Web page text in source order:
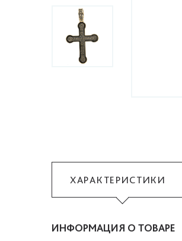
ХАРАКТЕРИСТИКИ
ИНФОРМАЦИЯ О ТОВАРЕ